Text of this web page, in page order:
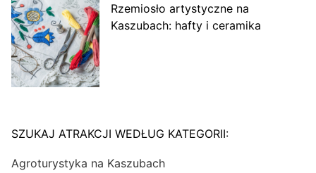
Rzemiosło artystyczne na
Kaszubach: hafty i ceramika
SZUKAJ ATRAKCJI WEDŁUG KATEGORII:
Agroturystyka na Kaszubach